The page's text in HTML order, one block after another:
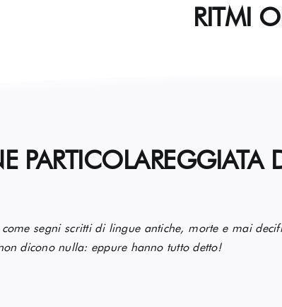
RITMI
PARTICOLAREGGIATA
segni scritti di lingue antiche, morte e mai
dicono nulla: eppure hanno tutto detto!